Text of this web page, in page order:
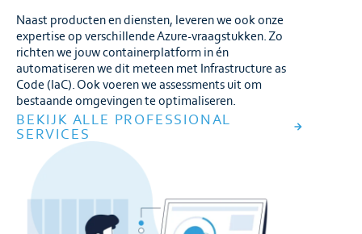
Naast producten en diensten, leveren we ook onze
expertise op verschillende Azure-vraagstukken. Zo
richten we jouw containerplatform in én
automatiseren we dit meteen met Infrastructure as
Code (IaC). Ook voeren we assessments uit om
bestaande omgevingen te optimaliseren.
BEKIJK ALLE PROFESSIONAL
SERVICES